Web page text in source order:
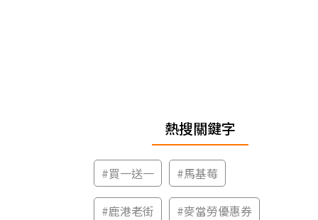
熱搜關鍵字
#買一送一 #馬基莓
#鹿港老街 #麥當勞優惠券